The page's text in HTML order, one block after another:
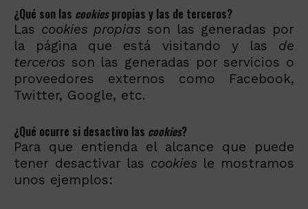
¿Qué son las cookiespropias y las de terceros?
Las cookies propias son las generadas por
la página que está visitando y las de
terceros son las generadas por servicios o
proveedores externos como Facebook,
Twitter, Google, etc.
¿Qué ocurre si desactivo las cookies?
Para que entienda el alcance que puede
tener desactivar las cookies le mostramos
unos ejemplos: